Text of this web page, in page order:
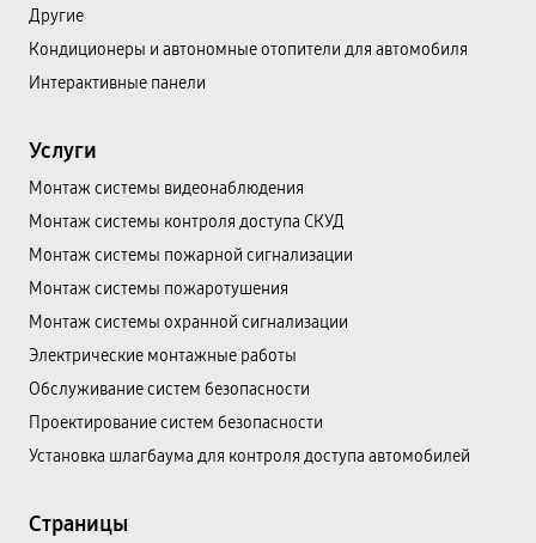
Другие
Кондиционеры и автономные отопители для автомобиля
Интерактивные панели
Услуги
Монтаж системы видеонаблюдения
Монтаж системы контроля доступа СКУД
Монтаж системы пожарной сигнализации
Монтаж системы пожаротушения
Монтаж системы охранной сигнализации
Электрические монтажные работы
Обслуживание систем безопасности
Проектирование систем безопасности
Установка шлагбаума для контроля доступа автомобилей
Страницы